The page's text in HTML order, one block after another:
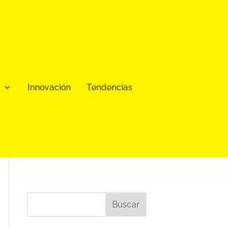
Innovación Tendencias
Buscar